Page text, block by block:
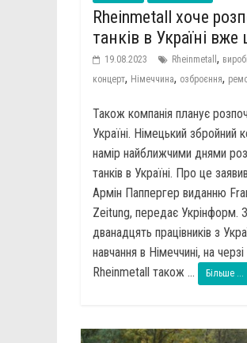
Rheinmetall хоче
танків в Україні
19.08.2023 Rheinmetall ,
концерт, Німеччина, озброєння,
Також компанія планує
Україні. Німецький
намір найближчими днями
танків в Україні. Про це
Армін Паппергер виданню
Zeitung, передає Укрінформ.
дванадцять працівників з
навчання в Німеччині, на
Rheinmetall також ...
Більше ...